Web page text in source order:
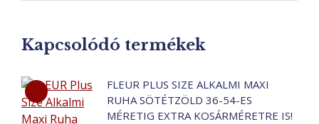
Kapcsolódó termékek
FLEUR PLUS SIZE ALKALMI MAXI
RUHA SÖTÉTZÖLD 36-54-ES
MÉRETIG EXTRA KOSÁRMÉRETRE IS!